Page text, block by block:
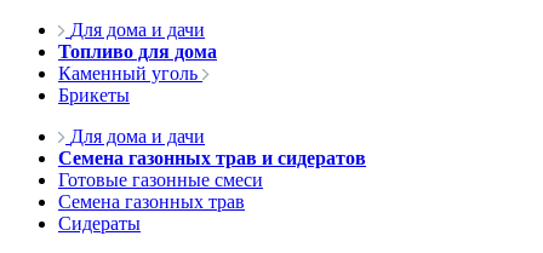
Для дома и дачи
Топливо для дома
Каменный уголь
Брикеты
Для дома и дачи
Семена газонных трав и сидератов
Готовые газонные смеси
Семена газонных трав
Сидераты